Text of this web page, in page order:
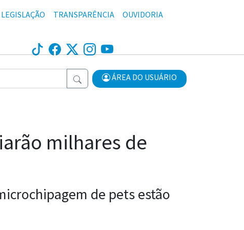
LEGISLAÇÃO TRANSPARÊNCIA OUVIDORIA
ÁREA DO USUÁRIO
milhares de
de pets estão